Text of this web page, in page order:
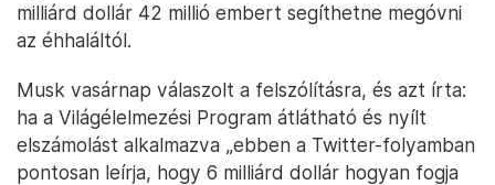
milliárd dollár 42 millió embert segíthetne megóvni
az éhhaláltól.
Musk vasárnap válaszolt a felszólításra, és azt írta:
ha a Világélelmezési Program átlátható és nyílt
elszámolást alkalmazva „ebben a Twitter-folyamban
pontosan leírja, hogy 6 milliárd dollár hogyan fogja